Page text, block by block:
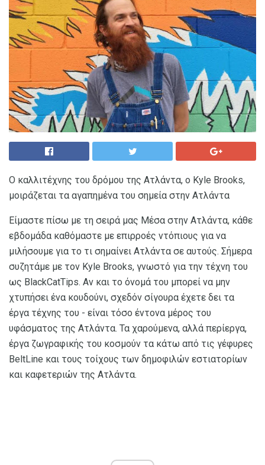
Ο καλλιτέχνης του δρόμου της Ατλάντα, ο Kyle Brooks,
μοιράζεται τα αγαπημένα του σημεία στην Ατλάντα
Είμαστε πίσω με τη σειρά μας Μέσα στην Ατλάντα, κάθε
εβδομάδα καθόμαστε με επιρροές ντόπιους για να
μιλήσουμε για το τι σημαίνει Ατλάντα σε αυτούς. Σήμερα
συζητάμε με τον Kyle Brooks, γνωστό για την τέχνη του
ως BlackCatTips. Αν και το όνομά του μπορεί να μην
χτυπήσει ένα κουδούνι, σχεδόν σίγουρα έχετε δει τα
έργα τέχνης του - είναι τόσο έντονα μέρος του
υφάσματος της Ατλάντα. Τα χαρούμενα, αλλά περίεργα,
έργα ζωγραφικής του κοσμούν τα κάτω από τις γέφυρες
BeltLine και τους τοίχους των δημοφιλών εστιατορίων
και καφετεριών της Ατλάντα.